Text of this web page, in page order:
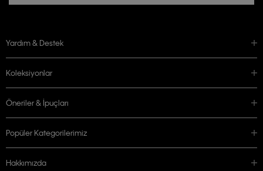
Yardım & Destek
Koleksiyonlar
Öneriler & İpuçları
Popüler Kategorilerimiz
Hakkımızda